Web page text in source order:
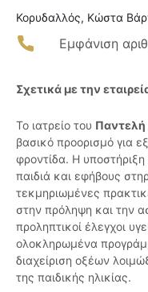
Κορυδαλλός, Κώστα
Εμφάνιση
Σχετικά με την
Το ιατρείο του Παντελή
βασικό προορισμό για
φροντίδα. Η
παιδιά και εφήβους
τεκμηριωμένες
στην πρόληψη και την
προληπτικοί έλεγχοι
ολοκληρωμένα
διαχείριση οξέων
της παιδικής ηλικίας.